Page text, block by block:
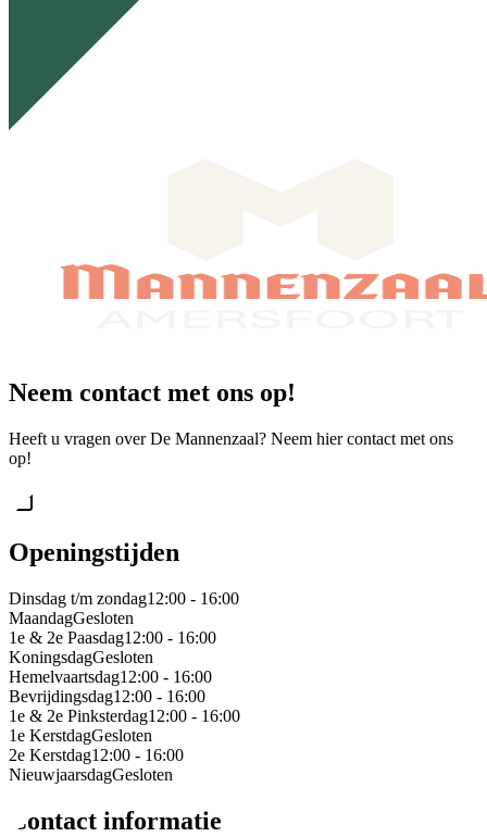
Neem contact met ons op!
Heeft u vragen over De Mannenzaal? Neem hier contact met ons
op!
Openingstijden
Dinsdag t/m zondag12:00 - 16:00
MaandagGesloten
1e & 2e Paasdag12:00 - 16:00
KoningsdagGesloten
Hemelvaartsdag12:00 - 16:00
Bevrijdingsdag12:00 - 16:00
1e & 2e Pinksterdag12:00 - 16:00
1e KerstdagGesloten
2e Kerstdag12:00 - 16:00
NieuwjaarsdagGesloten
Contact informatie